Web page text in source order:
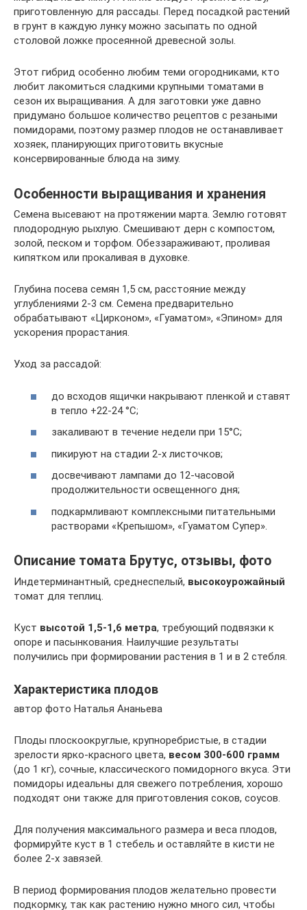
приготовленную для рассады. Перед посадкой растений
в грунт в каждую лунку можно засыпать по одной
столовой ложке просеянной древесной золы.
Этот гибрид особенно любим теми огородниками, кто
любит лакомиться сладкими крупными томатами в
сезон их выращивания. А для заготовки уже давно
придумано большое количество рецептов с резаными
помидорами, поэтому размер плодов не останавливает
хозяек, планирующих приготовить вкусные
консервированные блюда на зиму.
Особенности выращивания и хранения
Семена высевают на протяжении марта. Землю готовят
плодородную рыхлую. Смешивают дерн с компостом,
золой, песком и торфом. Обеззараживают, проливая
кипятком или прокаливая в духовке.
Глубина посева семян 1,5 см, расстояние между
углублениями 2-3 см. Семена предварительно
обрабатывают «Цирконом», «Гуаматом», «Эпином» для
ускорения прорастания.
Уход за рассадой:
до всходов ящички накрывают пленкой и ставят
в тепло +22-24 °С;
закаливают в течение недели при 15°С;
пикируют на стадии 2-х листочков;
досвечивают лампами до 12-часовой
продолжительности освещенного дня;
подкармливают комплексными питательными
растворами «Крепышом», «Гуаматом Супер».
Описание томата Брутус, отзывы, фото
Индетерминантный, среднеспелый, высокоурожайный
томат для теплиц.
Куст высотой 1,5-1,6 метра, требующий подвязки к
опоре и пасынкования. Наилучшие результаты
получились при формировании растения в 1 и в 2 стебля.
Характеристика плодов
автор фото Наталья Ананьева
Плоды плоскоокруглые, крупноребристые, в стадии
зрелости ярко-красного цвета, весом 300-600 грамм
(до 1 кг), сочные, классического помидорного вкуса. Эти
помидоры идеальны для свежего потребления, хорошо
подходят они также для приготовления соков, соусов.
Для получения максимального размера и веса плодов,
формируйте куст в 1 стебель и оставляйте в кисти не
более 2-х завязей.
В период формирования плодов желательно провести
подкормку, так как растению нужно много сил, чтобы